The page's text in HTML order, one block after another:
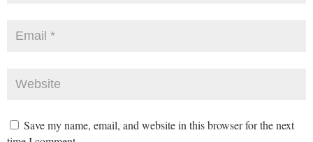
Save my name, email, and website in this browser for the next